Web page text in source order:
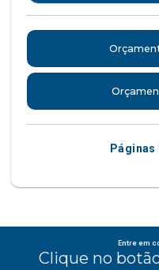
Entre em
Clique no